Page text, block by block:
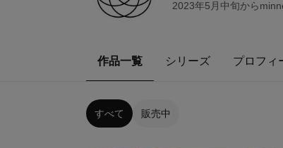
2023年5月中旬から
作品一覧 シリーズ プロフィ
すべて 販売中